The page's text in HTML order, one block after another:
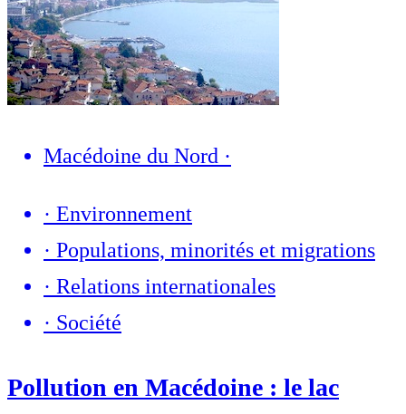
Macédoine du Nord ·
· Environnement
· Populations, minorités et migrations
· Relations internationales
· Société
Pollution en Macédoine : le lac